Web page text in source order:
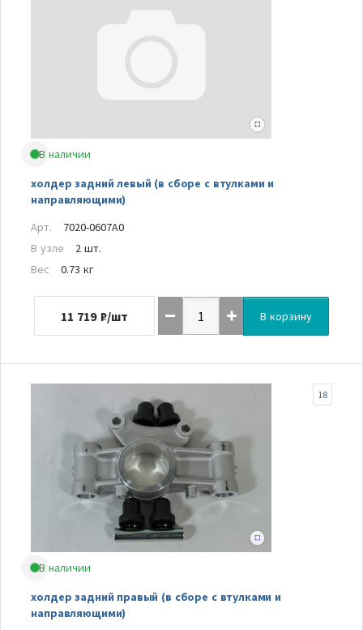
В наличии
холдер задний левый (в сборе с втулками и
направляющими)
Арт.
7020-0607A0
В узле
2 шт.
Вес
0.73 кг
11 719 ₽/шт В корзину
В наличии
холдер задний правый (в сборе с втулками и
направляющими)
18